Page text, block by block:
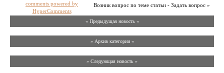
Возник вопрос по теме статьи - Задать вопрос »
comments powered by
HyperComments
« Предыдущая новость «
» Архив категории «
» Следующая новость »